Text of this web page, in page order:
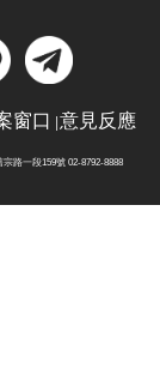
窗口 意見反應
路一段159號 02-8792-8888